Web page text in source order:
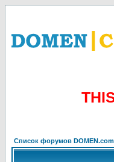
Список форумов